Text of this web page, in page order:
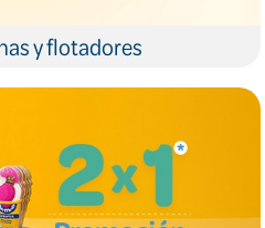
y flotadores